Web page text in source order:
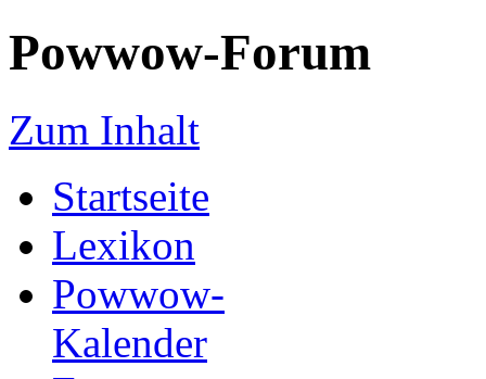
Powwow-Forum
Zum Inhalt
Startseite
Lexikon
Powwow-
Kalender